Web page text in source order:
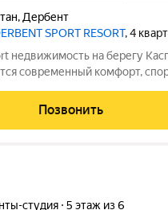
, Дербент
SPORT RESORT, 4
современный комфорт,
современных
Позвонить
студия 5 этаж из 6